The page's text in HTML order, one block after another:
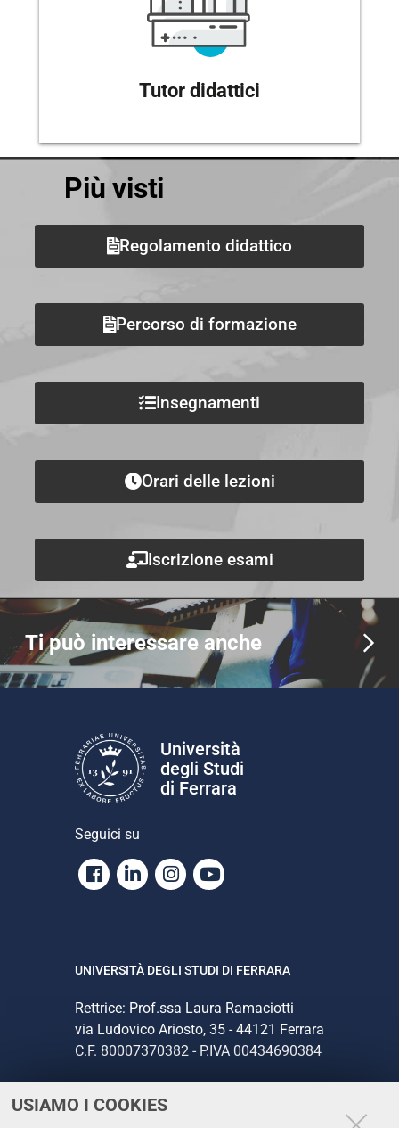
USIAMO I COOKIES
Tutor didattici
Più visti
Regolamento didattico
Percorso di formazione
Insegnamenti
Orari delle lezioni
Iscrizione esami
Ti può interessare anche
Università
degli Studi
di Ferrara
Seguici su
Facebook
LinkedinInstagram
Youtube
UNIVERSITÀ DEGLI STUDI DI FERRARA
Rettrice: Prof.ssa Laura Ramaciotti
via Ludovico Ariosto, 35 - 44121 Ferrara
C.F. 80007370382 - P.IVA 00434690384
CONTATTI